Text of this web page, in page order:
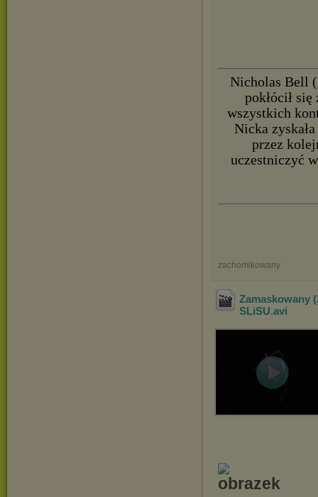
Nicholas Bell
pokłócił
wszystkich
Nicka
przez
uczestniczyć
zachomikowany
Zamaskowany
SLiSU.avi